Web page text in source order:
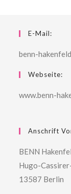
E-Mail:
benn-
Webseite:
www.benn-
Anschrift
BENN
Hugo-
13587 Berlin